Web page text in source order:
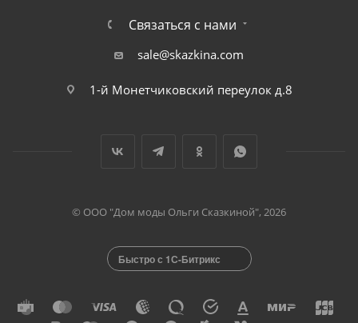
Связаться с нами
sale@skazkina.com
1-й Монетчиковский переулок д.8
© ООО "Дом моды Ольги Сказкиной", 2026
Быстро с 1С-Битрикс